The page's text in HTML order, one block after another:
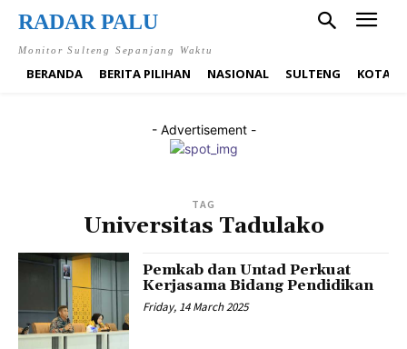
RADAR PALU
Monitor Sulteng Sepanjang Waktu
BERANDA BERITA PILIHAN NASIONAL SULTENG KOTA
- Advertisement -
TAG
Universitas Tadulako
Pemkab dan Untad Perkuat
Kerjasama Bidang Pendidikan
Friday, 14 March 2025